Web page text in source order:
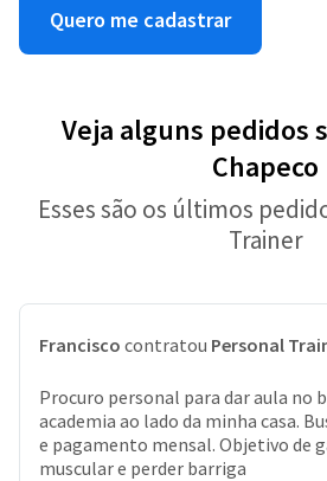
Quero me cadastrar
Veja alguns pedidos
Chapeco
Esses são os últimos
Trainer
Francisco contratou Personal
Procuro personal para dar aula no
academia ao lado da minha casa.
e pagamento mensal. Objetivo de
muscular e perder barriga